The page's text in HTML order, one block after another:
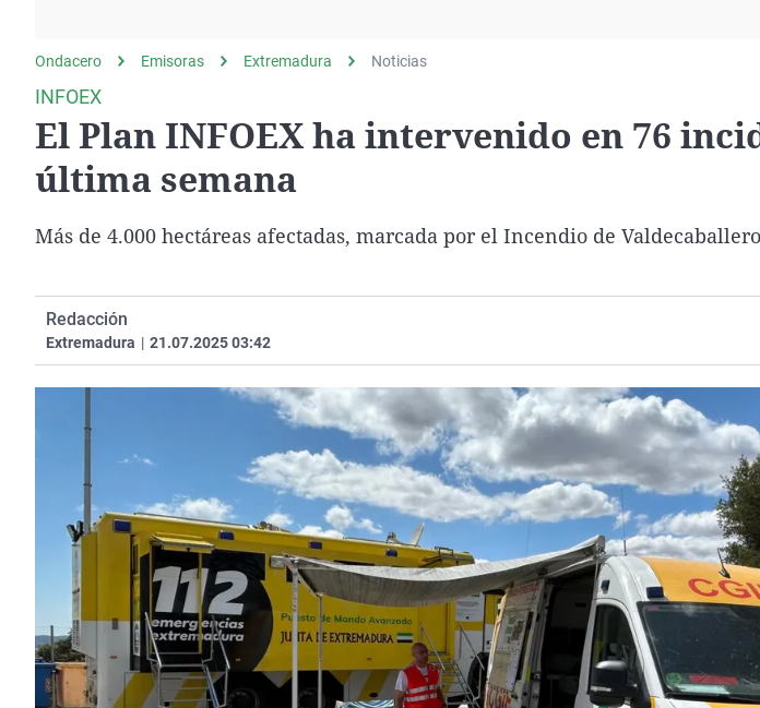
Operación Viuda
Negra
Ondacero Emisoras Extremadura Noticias
INFOEX
El Plan INFOEX ha intervenido en 76
última semana
Más de 4.000 hectáreas afectadas, marcada por el Incendio de
Redacción
Extremadura | 21.07.2025 03:42